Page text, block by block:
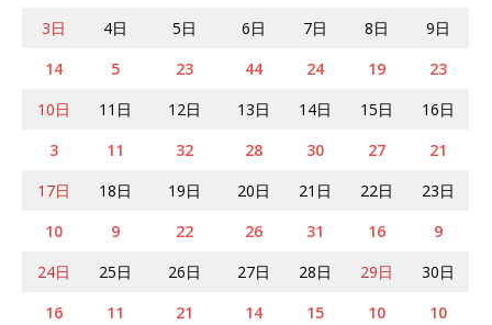
3日
4日 5日 6日 7日 8日
9日
14
5 23 44 24 19
23
10日
11日 12日 13日 14日 15日
16日
3
11 32 28 30 27
21
17日
18日 19日 20日 21日 22日
23日
10
9 22 26 31 16
9
24日
25日 26日 27日 28日 29日
30日
16
11 21 14 15 10
10